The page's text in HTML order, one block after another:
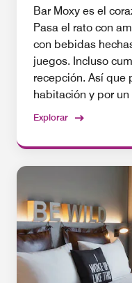
Bar Moxy es el
Pasa el rato con
con bebidas
juegos. Incluso
recepción. Así que
habitación y por un
Explorar